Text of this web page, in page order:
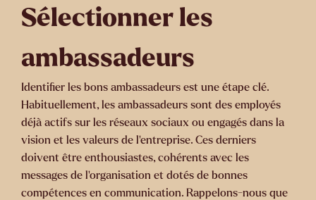
Sélectionner les
ambassadeurs
Identifier les bons ambassadeurs est une étape clé.
Habituellement, les ambassadeurs sont des employés
déjà actifs sur les réseaux sociaux ou engagés dans la
vision et les valeurs de l’entreprise. Ces derniers
doivent être enthousiastes, cohérents avec les
messages de l’organisation et dotés de bonnes
compétences en communication. Rappelons-nous que